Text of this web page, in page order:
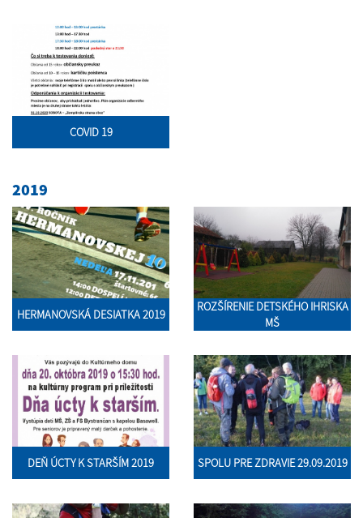
COVID 19
2019
HERMANOVSKÁ DESIATKA 2019
ROZŠÍRENIE DETSKÉHO IHRISKA
MŠ
DEŇ ÚCTY K STARŠÍM 2019 SPOLU PRE ZDRAVIE 29.09.2019